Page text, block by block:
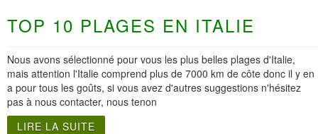
TOP 10 PLAGES EN ITALIE
Nous avons sélectionné pour vous les plus belles plages d'Italie,
mais attention l'Italie comprend plus de 7000 km de côte donc il y en
a pour tous les goûts, si vous avez d'autres suggestions n'hésitez
pas à nous contacter, nous tenon
LIRE LA SUITE